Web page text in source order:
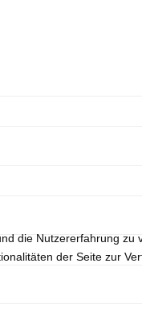
die Nutzererfahrung zu
der Seite zur